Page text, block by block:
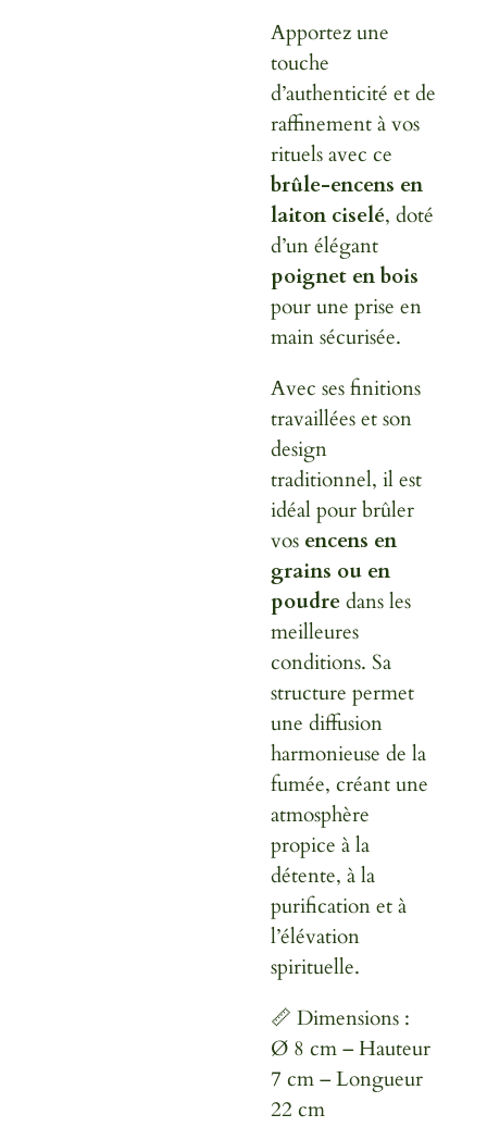
Apportez une
touche
d’authenticité et de
raffinement à vos
rituels avec ce
brûle-encens en
laiton ciselé, doté
d’un élégant
poignet en bois
pour une prise en
main sécurisée.
Avec ses finitions
travaillées et son
design
traditionnel, il est
idéal pour brûler
vos encens en
grains ou en
poudredans les
meilleures
conditions. Sa
structure permet
une diffusion
harmonieuse de la
fumée, créant une
atmosphère
propice à la
détente, à la
purification et à
l’élévation
spirituelle.
📏 Dimensions :
Ø 8 cm – Hauteur
7 cm – Longueur
22 cm